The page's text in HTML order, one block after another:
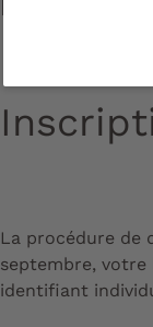
La procédure de
septembre, votre
identifiant